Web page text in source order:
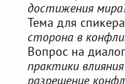
достижения
Тема для
сторона в
Вопрос на
практики
разрешение